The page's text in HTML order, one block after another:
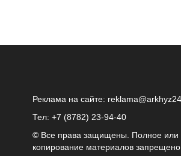
Реклама на сайте:
Тел: +7 (8782) 23‑94‑40
© Все права защищены. Полное или
копирование материалов